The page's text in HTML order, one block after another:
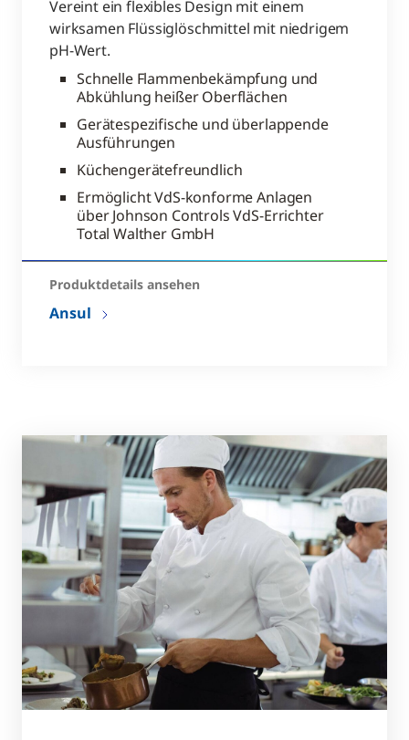
Vereint ein flexibles Design mit einem
wirksamen Flüssiglöschmittel mit niedrigem
pH-Wert.
Schnelle Flammenbekämpfung und
Abkühlung heißer Oberflächen
Gerätespezifische und überlappende
Ausführungen
Küchengerätefreundlich
Ermöglicht VdS-konforme Anlagen
über Johnson Controls VdS-Errichter
Total Walther GmbH
Produktdetails ansehen​
Ansul